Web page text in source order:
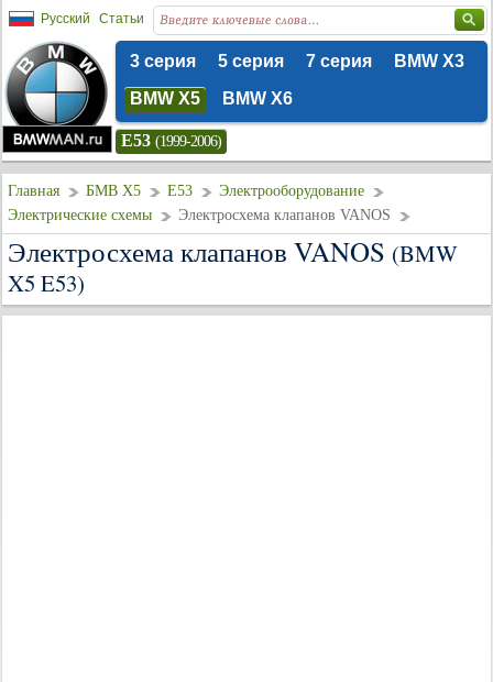
Русский Статьи
3 серия 5 серия 7 серия
BMW X3
BMW X5
BMW X6
E53 (1999-2006)
Главная БМВ Х5 E53
Электрооборудование
Электрические схемы
Электросхема клапанов VANOS
Электросхема клапанов VANOS (BMW
X5 E53)